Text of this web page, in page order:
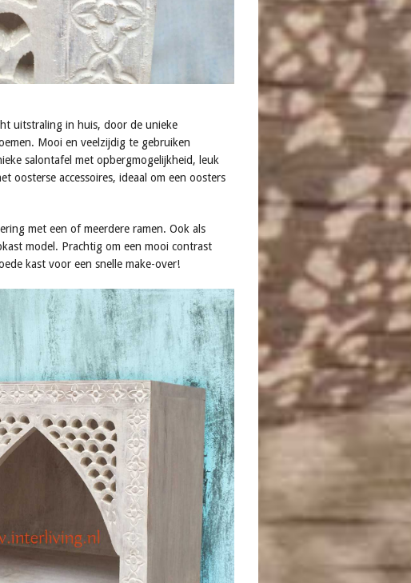
uitstraling in huis, door de unieke
Mooi en veelzijdig te gebruiken
salontafel met opbergmogelijkheid, leuk
oosterse accessoires, ideaal om een oosters
met een of meerdere ramen. Ook als
model. Prachtig om een mooi contrast
kast voor een snelle make-over!